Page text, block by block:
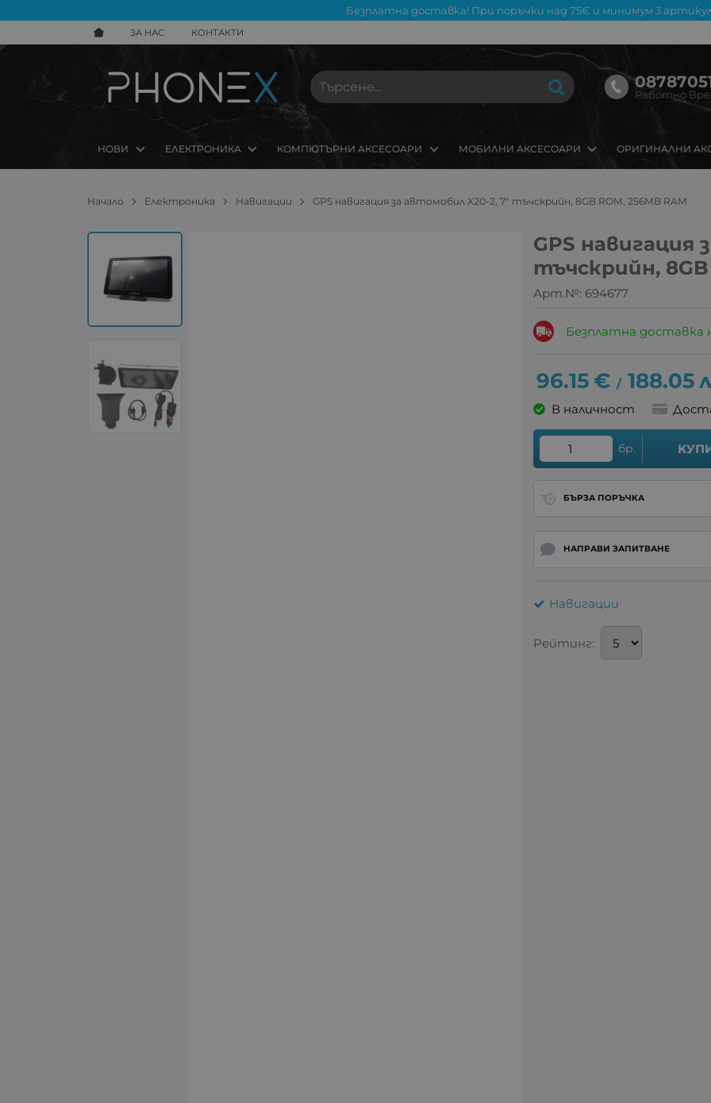
Безплатна доставка! При поръчки над 75€ и минимум 3
ЗА НАС КОНТАКТИ
Работно
НОВИ ЕЛЕКТРОНИКА КОМПЮТЪРНИ АКСЕСОАРИ МОБИЛНИ АКСЕСОАРИ ОРИГИНАЛНИ
Начало Електроника Навигации GPS навигация за автомобил X20-2, 7″ тъчскрийн, 8GB ROM, 256MB RAM
GPS навигация
тъчскрийн, 8GB
Арт.№: 694677
Безплатна доставка
96.15 € / 188.05
В наличност
бр.
БЪРЗА ПОРЪЧКА
НАПРАВИ ЗАПИТВАНЕ
Навигации
Рейтинг: